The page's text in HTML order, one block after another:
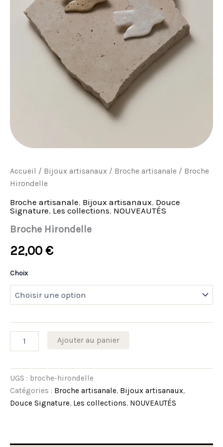
Accueil / Bijoux artisanaux / Broche artisanale / Broche
Hirondelle
Broche artisanale, Bijoux artisanaux, Douce
Signature, Les collections, NOUVEAUTÉS
Broche Hirondelle
22,00 €
Choix
Ajouter au panier
UGS : broche-hirondelle
Catégories : Broche artisanale, Bijoux artisanaux,
Douce Signature, Les collections, NOUVEAUTÉS